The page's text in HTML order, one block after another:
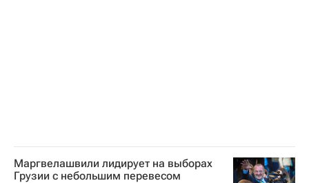
Маргвелашвили лидирует на выборах
Грузии с небольшим перевесом